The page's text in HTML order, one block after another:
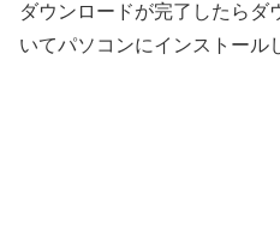
ダウンロードが完了したらダ
いてパソコンにインストール